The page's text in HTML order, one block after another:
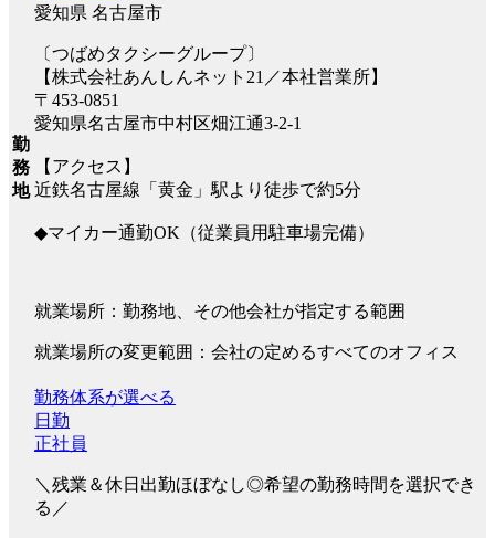
勤
務
地
愛知県 名古屋市
〔つばめタクシーグループ〕
【株式会社あんしんネット21／本社営業所】
〒453-0851
愛知県名古屋市中村区畑江通3-2-1
【アクセス】
近鉄名古屋線「黄金」駅より徒歩で約5分
◆マイカー通勤OK（従業員用駐車場完備）
就業場所：勤務地、その他会社が指定する範囲
就業場所の変更範囲：会社の定めるすべてのオフィス
勤務体系が選べる
日勤
正社員
＼残業＆休日出勤ほぼなし◎希望の勤務時間を選択でき
る／